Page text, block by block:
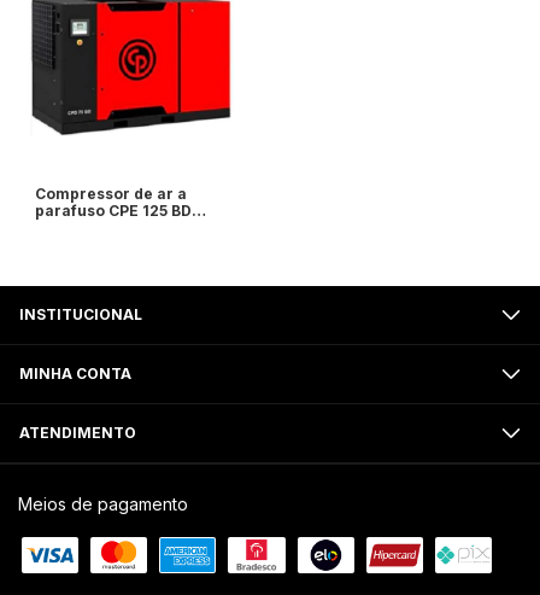
Compressor de ar a
parafuso CPE 125 BD
INSTITUCIONAL
MINHA CONTA
ATENDIMENTO
Meios de pagamento